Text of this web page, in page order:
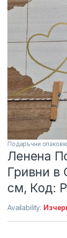
Подаръчни
Ленена
Гривни в
см, Код:
Availability: